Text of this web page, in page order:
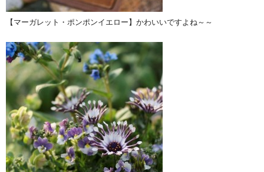
【マーガレット・ポンポンイエロー】かわいいですよね～～